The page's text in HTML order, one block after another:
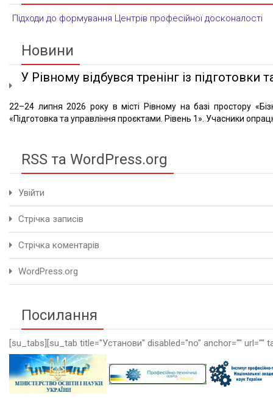
Підходи до формування Центрів професійної досконалості
Новини
У Рівному відбувся тренінг із підготовки
22–24 липня 2026 року в місті Рівному на базі простору
«Підготовка та управління проєктами. Рівень 1». Учасники
RSS та WordPress.org
Увійти
Стрічка записів
Стрічка коментарів
WordPress.org
Посилання
[su_tabs][su_tab title="Установи" disabled="no" anchor=""